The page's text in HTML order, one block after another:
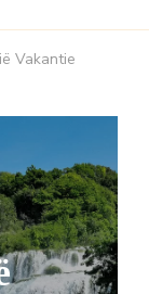
Vakantie